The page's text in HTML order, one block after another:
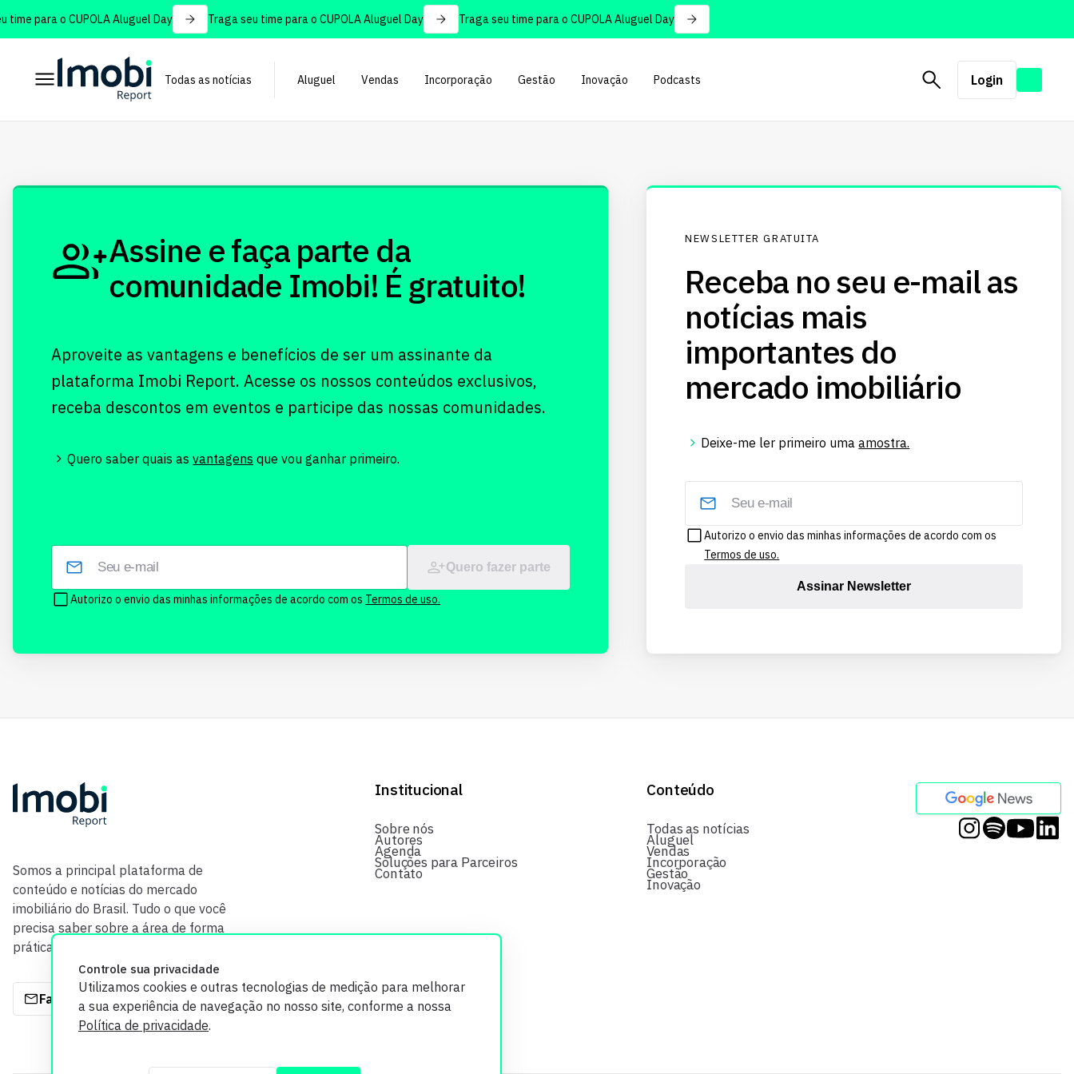
para o CUPOLA Aluguel Day Traga seu time para o CUPOLA Aluguel Day Traga seu time para o CUPOLA Aluguel Day
Todas as notícias Aluguel Vendas Incorporação Gestão Inovação Podcasts Login
Controle sua privacidade
Utilizamos cookies e outras tecnologias de medição para melhorar
a sua experiência de navegação no nosso site, conforme a nossa
Política de privacidade.
Assine e faça parte da
comunidade Imobi! É gratuito!
Aproveite as vantagens e benefícios de ser um assinante da
plataforma Imobi Report. Acesse os nossos conteúdos exclusivos,
receba descontos em eventos e participe das nossas comunidades.
Quero saber quais as vantagens que vou ganhar primeiro.
Quero fazer parte
Autorizo o envio das minhas informações de acordo com os Termos de uso.
NEWSLETTER GRATUITA
Receba no seu e-mail as
notícias mais
importantes do
mercado imobiliário
Deixe-me ler primeiro umaamostra.
Autorizo o envio das minhas informações de acordo com os
Termos de uso.
Assinar Newsletter
Somos a principal plataforma de
conteúdo e notícias do mercado
imobiliário do Brasil. Tudo o que você
precisa saber sobre a área de forma
prática e com credibilidade.
Fale com a gente
Institucional
Sobre nós
Autores
Agenda
Soluções para Parceiros
Contato
Conteúdo
Todas as notícias
Aluguel
Vendas
Incorporação
Gestão
Inovação